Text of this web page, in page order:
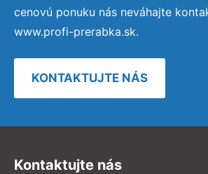
cenovú ponuku nás neváhajte
www.profi-prerabka.sk.
KONTAKTUJTE NÁS
Kontaktujte nás